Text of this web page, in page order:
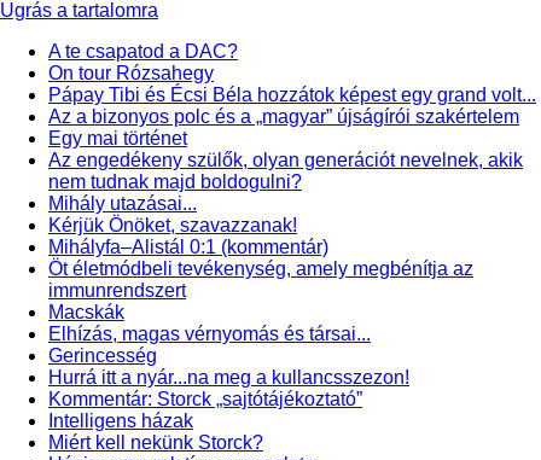
Ugrás a tartalomra
A te csapatod a DAC?
On tour Rózsahegy
Pápay Tibi és Écsi Béla hozzátok képest egy grand volt...
Az a bizonyos polc és a „magyar” újságírói szakértelem
Egy mai történet
Az engedékeny szülők, olyan generációt nevelnek, akik
nem tudnak majd boldogulni?
Mihály utazásai...
Kérjük Önöket, szavazzanak!
Mihályfa–Alistál 0:1 (kommentár)
Öt életmódbeli tevékenység, amely megbénítja az
immunrendszert
Macskák
Elhízás, magas vérnyomás és társai...
Gerincesség
Hurrá itt a nyár...na meg a kullancsszezon!
Kommentár: Storck „sajtótájékoztató”
Intelligens házak
Miért kell nekünk Storck?